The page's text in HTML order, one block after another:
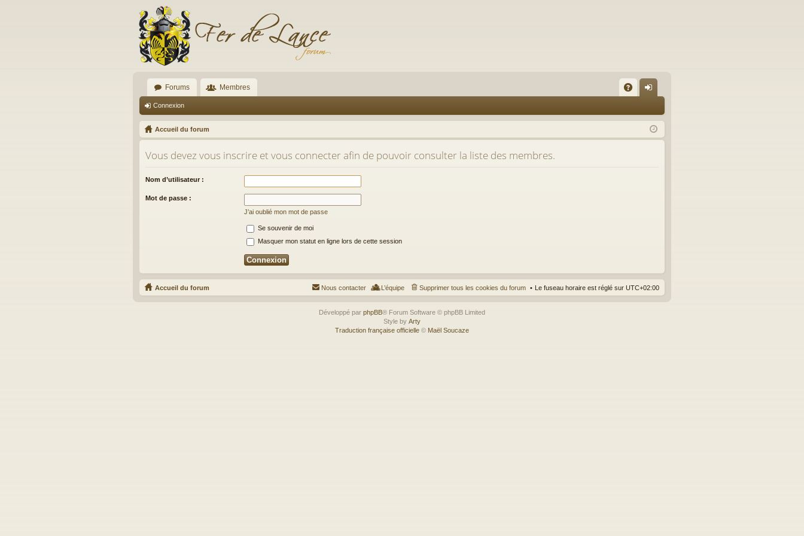
Forums Membres
Q ne
xi
Connexion
Accueil du forum
Vous devez vous inscrire et vous connecter afin de pouvoir consulter la liste des membres.
Nom d’utilisateur :
Mot de passe :
J’ai oublié mon mot de passe
Se souvenir de moi
Masquer mon statut en ligne lors de cette session
Accueil du forum Le fuseau horaire est réglé sur UTC+02:00
Supprimer tous les cookies du forum
L’équipe
Nous contacter
Développé par phpBB® Forum Software © phpBB Limited
Style by Arty
Traduction française officielle © Maël Soucaze